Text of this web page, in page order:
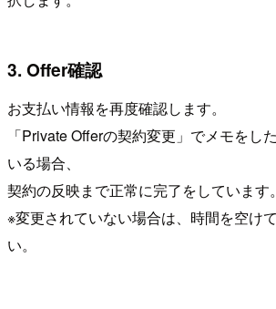
3. Offer確認
お支払い情報を再度確認します。
「Private Offerの契約変更」でメモをし
いる場合、
契約の反映まで正常に完了をしています。
※変更されていない場合は、時間を空け
い。